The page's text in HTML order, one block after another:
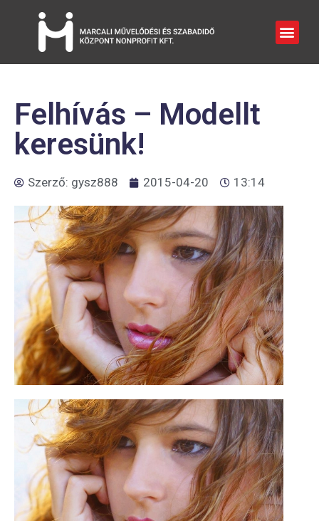
Felhívás – Modellt
keresünk!
Szerző: gysz888 2015-04-20 13:14